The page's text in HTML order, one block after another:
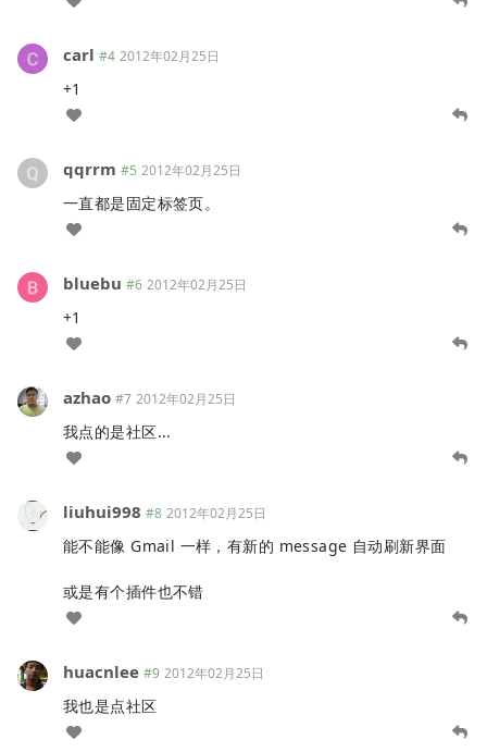
carl #4 2012年02月25日
+1
qqrrm #5 2012年02月25日
一直都是固定标签页。
bluebu #6 2012年02月25日
+1
azhao #7 2012年02月25日
我点的是社区...
liuhui998 #8 2012年02月25日
能不能像 Gmail 一样，有新的 message 自动刷新界面
或是有个插件也不错
huacnlee #9 2012年02月25日
我也是点社区